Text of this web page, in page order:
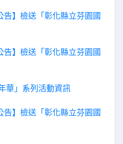
告】檢送「彰化縣立芬園國
告】檢送「彰化縣立芬園國
華」系列活動資訊
告】檢送「彰化縣立芬園國